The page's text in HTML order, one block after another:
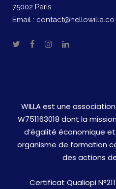
75002 Paris
Email : contact@hellowilla.co
WILLA est une
W751163018 dont la
d’égalité économique
organisme de formation
des actions
Certificat Qualiopi